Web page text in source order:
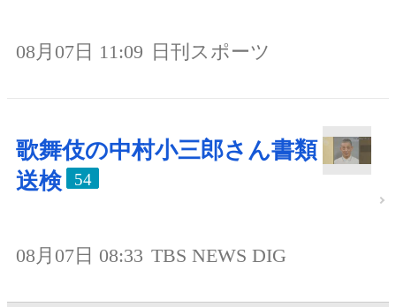
08月07日 11:09 日刊スポーツ
歌舞伎の中村小三郎さん書類
送検
54
08月07日 08:33 TBS NEWS DIG